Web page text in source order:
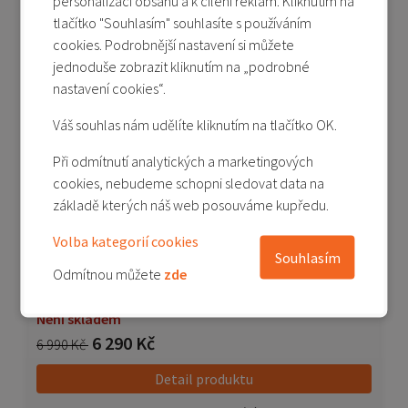
tlačítko "Souhlasím" souhlasíte s používáním
cookies. Podrobnější nastavení si můžete
jednoduše zobrazit kliknutím na „podrobné
nastavení cookies“.
Váš souhlas nám udělíte kliknutím na tlačítko OK.
Při odmítnutí analytických a marketingových
cookies, nebudeme schopni sledovat data na
základě kterých náš web posouváme kupředu.
Volba kategorií cookies
Odmítnou můžete zde
Souhlasím
Přidat do porovnání
POCO M8 5G 8/512 GB - zelená (Green)
Není skladem
6 990 Kč 6 290 Kč
Detail produktu